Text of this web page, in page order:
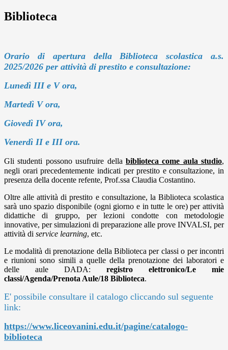
Biblioteca
Orario di apertura della Biblioteca scolastica a.s.
2025/2026 per attività di prestito e consultazione:
Lunedì III e V ora,
Martedì V ora,
Giovedì IV ora,
Venerdì II e III ora.
Gli studenti possono usufruire della biblioteca come aula studio,
negli orari precedentemente indicati per prestito e consultazione, in
presenza della docente refente, Prof.ssa Claudia Costantino.
Oltre alle attività di prestito e consultazione, la Biblioteca scolastica
sarà uno spazio disponibile (ogni giorno e in tutte le ore) per attività
didattiche di gruppo, per lezioni condotte con metodologie
innovative, per simulazioni di preparazione alle prove INVALSI, per
attività di service learning, etc.
Le modalità di prenotazione della Biblioteca per classi o per incontri
e riunioni sono simili a quelle della prenotazione dei laboratori e
delle aule DADA: registro elettronico/Le mie
classi/Agenda/Prenota Aule/18 Biblioteca.
E' possibile consultare il catalogo cliccando sul seguente
link:
https://www.liceovanini.edu.it/pagine/catalogo-
biblioteca